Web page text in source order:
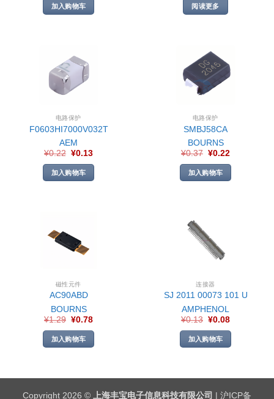
加入购物车 阅读更多
电路保护
F0603HI7000V032T
AEM
¥0.22 ¥0.13
加入购物车
电路保护
SMBJ58CA
BOURNS
¥0.37 ¥0.22
加入购物车
磁性元件
AC90ABD
BOURNS
¥1.29 ¥0.78
加入购物车
连接器
SJ 2011 00073 101 U
AMPHENOL
¥0.13 ¥0.08
加入购物车
Copyright 2026 © 上海丰宝电子信息科技有限公司 | 沪ICP备